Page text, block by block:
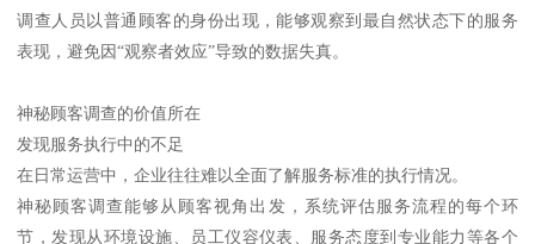
调查人员以普通顾客的身份出现，能够观察到最自然状态下的服务
表现，避免因“观察者效应”导致的数据失真。
神秘顾客调查的价值所在
发现服务执行中的不足
在日常运营中，企业往往难以全面了解服务标准的执行情况。
神秘顾客调查能够从顾客视角出发，系统评估服务流程的每个环
节，发现从环境设施、员工仪容仪表、服务态度到专业能力等各个